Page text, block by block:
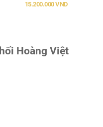
15.200.000 VND
Hoàng Việt